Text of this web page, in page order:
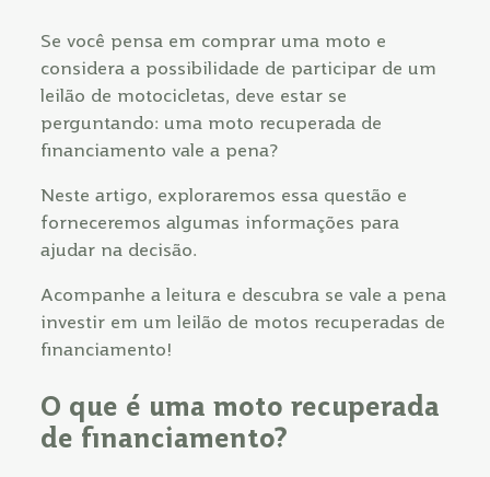
Se você pensa em comprar uma moto e
considera a possibilidade de participar de um
leilão de motocicletas, deve estar se
perguntando: uma moto recuperada de
financiamento vale a pena?
Neste artigo, exploraremos essa questão e
forneceremos algumas informações para
ajudar na decisão.
Acompanhe a leitura e descubra se vale a pena
investir em um leilão de motos recuperadas de
financiamento!
O que é uma moto recuperada
de financiamento?